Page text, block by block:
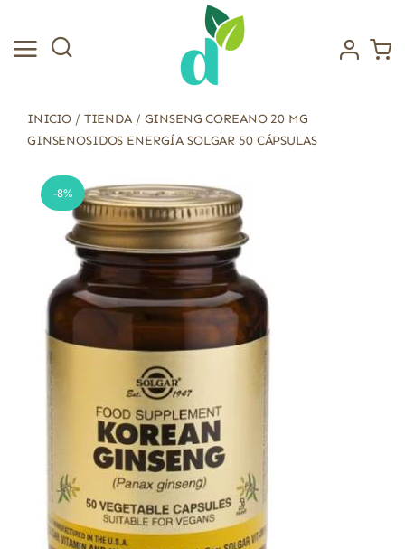
contenido
INICIO / TIENDA/ GINSENG COREANO 20 MG
GINSENOSIDOS ENERGÍA SOLGAR 50 CÁPSULAS
-8%